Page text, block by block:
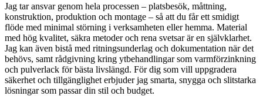
Jag tar ansvar genom hela processen – platsbesök, måttning,
konstruktion, produktion och montage – så att du får ett smidigt
flöde med minimal störning i verksamheten eller hemma. Material
med hög kvalitet, säkra metoder och rena svetsar är en självklarhet.
Jag kan även bistå med ritningsunderlag och dokumentation när det
behövs, samt rådgivning kring ytbehandlingar som varmförzinkning
och pulverlack för bästa livslängd. För dig som vill uppgradera
säkerhet och tillgänglighet erbjuder jag smarta, snygga och slitstarka
lösningar som passar din stil och budget.